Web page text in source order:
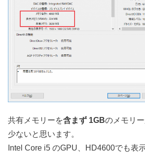
共有メモリーを含まず 1GBのメモリ
少ないと思います。
Intel Core i5 のGPU、HD4600でも表